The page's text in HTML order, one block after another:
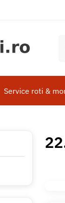
Service roti &